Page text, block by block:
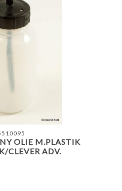
OLIE M.PLASTIK
CLEVER ADV.